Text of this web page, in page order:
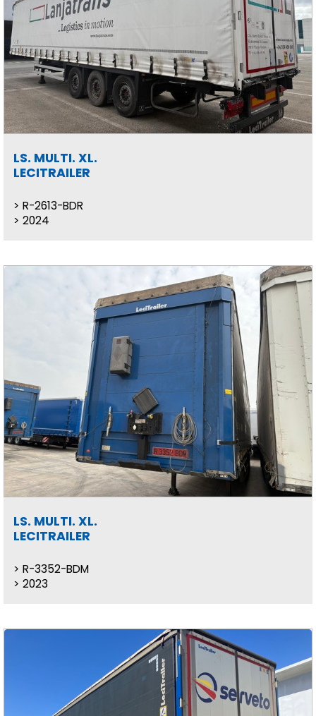
LS. MULTI. XL.
LECITRAILER
R-2613-BDR
2024
LS. MULTI. XL.
LECITRAILER
R-3352-BDM
2023